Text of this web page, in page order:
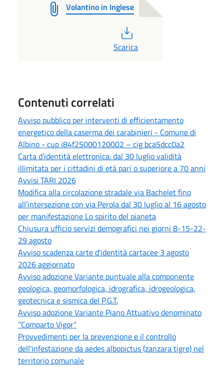
Volantino in Inglese
Scarica
Contenuti correlati
Avviso pubblico per interventi di efficientamento
energetico della caserma dei carabinieri - Comune di
Albino - cup i84f25000120002 – cig bca5dcc0a2
Carta d’identità elettronica: dal 30 luglio validità
illimitata per i cittadini di età pari o superiore a 70 anni
Avvisi TARI 2026
Modifica alla circolazione stradale via Bachelet fino
all’intersezione con via Perola dal 30 luglio al 16 agosto
per manifestazione Lo spirito del pianeta
Chiusura ufficio servizi demografici nei giorni 8-15-22-
29 agosto
Avviso scadenza carte d'identità cartacee 3 agosto
2026 aggiornato
Avviso adozione Variante puntuale alla componente
geologica, geomorfologica, idrografica, idrogeologica,
geotecnica e sismica del P.G.T.
Avviso adozione Variante Piano Attuativo denominato
“Comparto Vigor"
Provvedimenti per la prevenzione e il controllo
dell'infestazione da aedes albopictus (zanzara tigre) nel
territorio comunale